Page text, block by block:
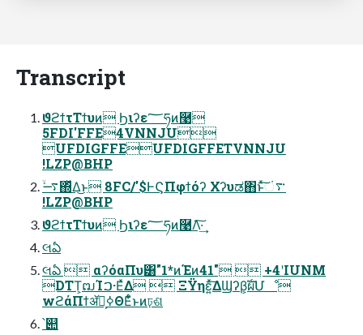
Transcript
ϑϩϯτΤϯυͷ Ϧιʔε؅ཧͷ࿩
5FDI'FFE4VNNJU
UFDIGFFEUFDIGFFETVNNJU
!LZP@BHP
࠷ۙ΍ͬͯΔ͜ͱ 8FC/'$ͰϚΠφϯόʔ Χʔυಡ΋͏ͱͯ͠࠳ં
!LZP@BHP
ϑϩϯτΤϯυͷ Ϧιʔε؅ཧͷ࿩Λ͠·͢
લఏ
લఏ  αʔόαΠυ͸"1*ͷΈͷ41"  +4ʹIUNM
DTT͕ຒΊࠐ·ΕͯΔ  ΞΫηε͍ͯ͠ΔϢʔβ͕ࣝผՄೳ
wϩάΠϯॲཧ͕ߦΘΕͨ͋ͱͷঢ়ଶ
՝୊